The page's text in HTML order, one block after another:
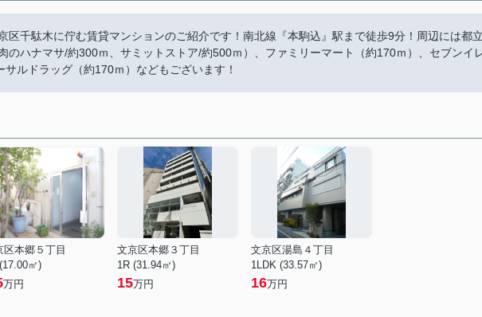
駄木に佇む賃貸マンションのご紹介です！南北線『本駒込』駅まで徒歩9分！周辺には都
のハナマサ/約300ｍ、サミットストア/約500ｍ）、ファミリーマート（約170ｍ）、セブンイ
ルドラッグ（約170ｍ）などもございます！
区本郷５丁目
㎡)
万円
文京区本郷３丁目
1R (31.94㎡)
15万円
文京区湯島４丁目
1LDK (33.57㎡)
16万円